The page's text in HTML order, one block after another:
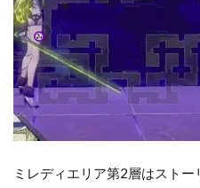
ミレディエリア第2層はスト